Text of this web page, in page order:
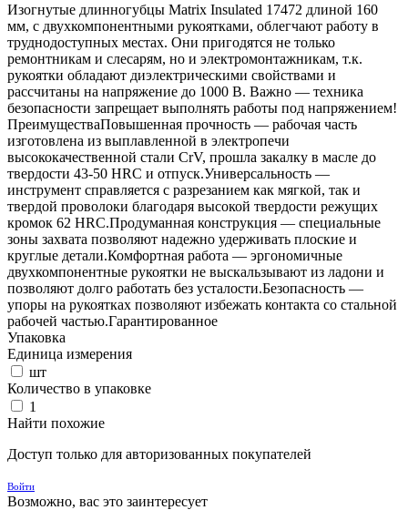
Изогнутые длинногубцы Matrix Insulated 17472 длиной 160
мм, с двухкомпонентными рукоятками, облегчают работу в
труднодоступных местах. Они пригодятся не только
ремонтникам и слесарям, но и электромонтажникам, т.к.
рукоятки обладают диэлектрическими свойствами и
рассчитаны на напряжение до 1000 В. Важно — техника
безопасности запрещает выполнять работы под напряжением!
ПреимуществаПовышенная прочность — рабочая часть
изготовлена из выплавленной в электропечи
высококачественной стали CrV, прошла закалку в масле до
твердости 43-50 HRC и отпуск.Универсальность —
инструмент справляется с разрезанием как мягкой, так и
твердой проволоки благодаря высокой твердости режущих
кромок 62 HRC.Продуманная конструкция — специальные
зоны захвата позволяют надежно удерживать плоские и
круглые детали.Комфортная работа — эргономичные
двухкомпонентные рукоятки не выскальзывают из ладони и
позволяют долго работать без усталости.Безопасность —
упоры на рукоятках позволяют избежать контакта со стальной
рабочей частью.Гарантированное
Упаковка
Единица измерения
шт
Количество в упаковке
1
Найти похожие
Доступ только для авторизованных покупателей
Войти
Возможно, вас это заинтересует